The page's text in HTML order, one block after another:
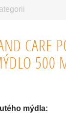
CARE
500
mýdla: